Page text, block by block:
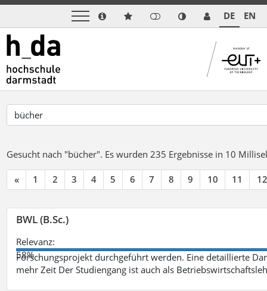
DE EN
Gesucht nach "bücher". Es wurden 235 Ergebnisse in 10
« 1 2 3 4 5 6 7 8 9 10 11 12
BWL (B.Sc.)
Relevanz:
58%
Forschungsprojekt durchgeführt werden. Eine detaillierte
mehr Zeit Der Studiengang ist auch als